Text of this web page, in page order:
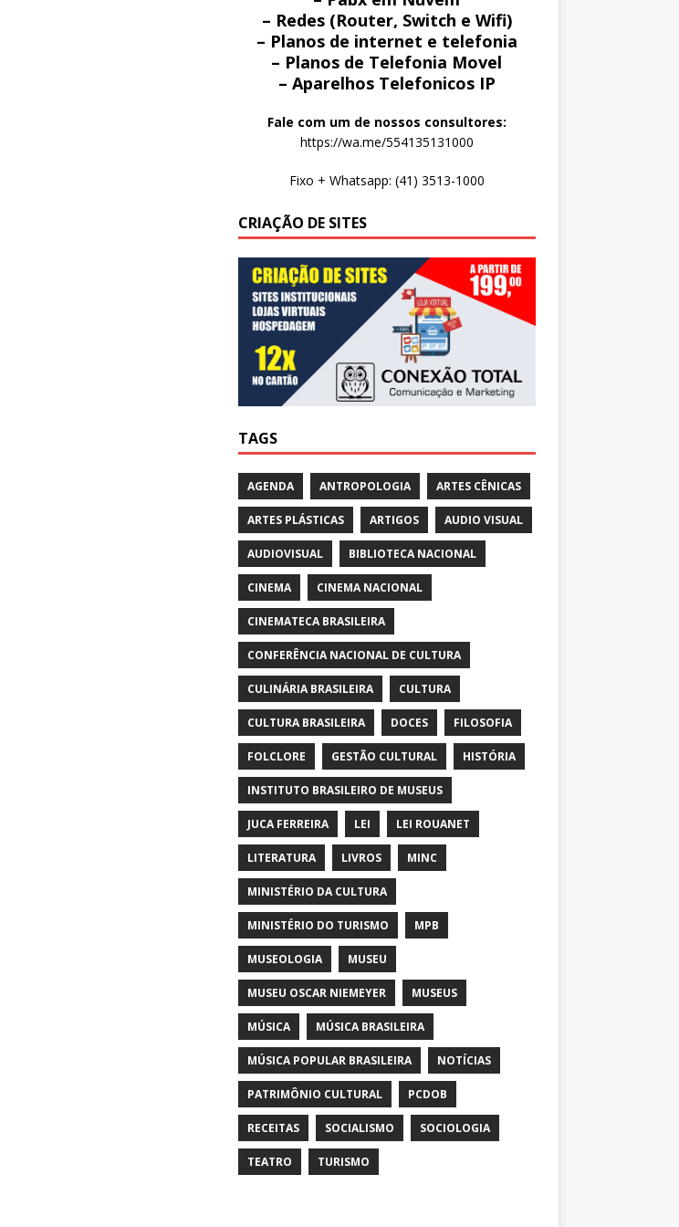
– Redes (Router, Switch e Wifi)
– Planos de internet e telefonia
– Planos de Telefonia Movel
– Aparelhos Telefonicos IP
Fale com um de nossos consultores:
https://wa.me/554135131000
Fixo + Whatsapp: (41) 3513-1000
CRIAÇÃO DE SITES
TAGS
AGENDA ANTROPOLOGIA ARTES CÊNICAS
ARTES PLÁSTICAS ARTIGOS AUDIO VISUAL
AUDIOVISUAL BIBLIOTECA NACIONAL
CINEMA CINEMA NACIONAL
CINEMATECA BRASILEIRA
CONFERÊNCIA NACIONAL DE CULTURA
CULINÁRIA BRASILEIRA CULTURA
CULTURA BRASILEIRA DOCES FILOSOFIA
FOLCLORE GESTÃO CULTURAL HISTÓRIA
INSTITUTO BRASILEIRO DE MUSEUS
JUCA FERREIRA LEI LEI ROUANET
LITERATURA LIVROS MINC
MINISTÉRIO DA CULTURA
MINISTÉRIO DO TURISMO MPB
MUSEOLOGIA MUSEU
MUSEU OSCAR NIEMEYER MUSEUS
MÚSICA MÚSICA BRASILEIRA
MÚSICA POPULAR BRASILEIRA NOTÍCIAS
PATRIMÔNIO CULTURAL PCDOB
RECEITAS SOCIALISMO SOCIOLOGIA
TEATRO TURISMO